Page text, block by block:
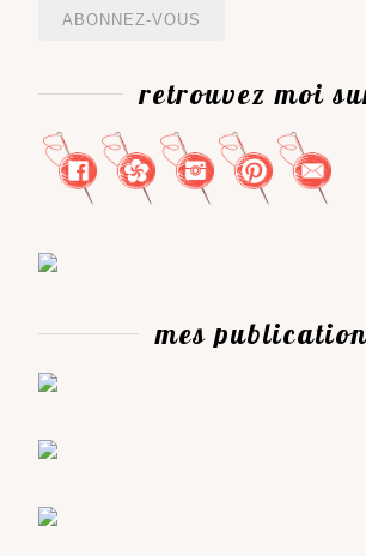
mail
retrouvez moi
mes